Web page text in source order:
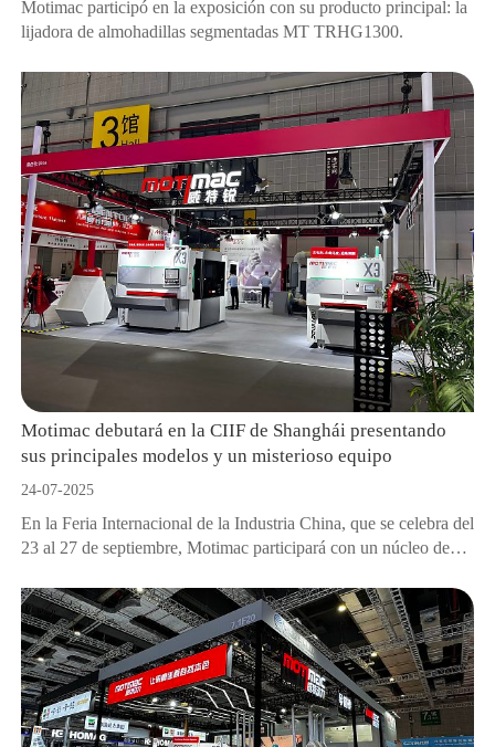
Motimac participó en la exposición con su producto principal: la
lijadora de almohadillas segmentadas MT TRHG1300.
Motimac debutará en la CIIF de Shanghái presentando
sus principales modelos y un misterioso equipo
24-07-2025
En la Feria Internacional de la Industria China, que se celebra del
23 al 27 de septiembre, Motimac participará con un núcleo de